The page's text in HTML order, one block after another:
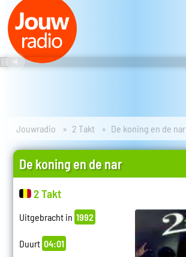
Jouwradio 2 Takt De koning en de nar
De koning en de nar
2 Takt
Uitgebracht in 1992
Duurt 04:01